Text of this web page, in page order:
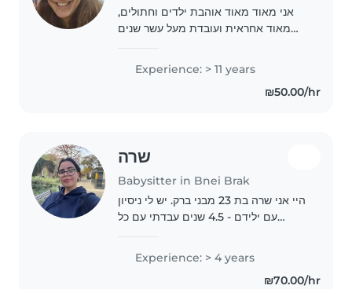
אני מאוד מאוד אוהבת ילדים וחתולים,
מאוד אחראית ועובדת מעל עשר שנים
Experience: > 11 years
₪50.00/hr
שרה
Babysitter in Bnei Brak
היי אני שרה בת 23 מבני ברק. יש לי ניסיון
עם ילידם - 4.5 שנים עבדתי עם כל
Experience: > 4 years
₪70.00/hr